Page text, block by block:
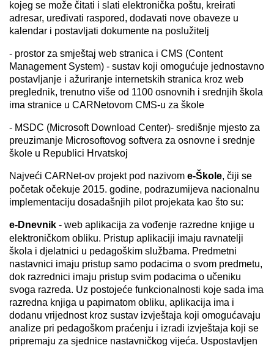
kojeg se može čitati i slati elektronička poštu, kreirati
adresar, uređivati raspored, dodavati nove obaveze u
kalendar i postavljati dokumente na poslužitelj
- prostor za smještaj web stranica i CMS (Content
Management System) - sustav koji omogućuje jednostavno
postavljanje i ažuriranje internetskih stranica kroz web
preglednik, trenutno više od 1100 osnovnih i srednjih škola
ima stranice u CARNetovom CMS-u za škole
- MSDC (Microsoft Download Center)- središnje mjesto za
preuzimanje Microsoftovog softvera za osnovne i srednje
škole u Republici Hrvatskoj
Najveći CARNet-ov projekt pod nazivom e-Škole, čiji se
početak očekuje 2015. godine, podrazumijeva nacionalnu
implementaciju dosadašnjih pilot projekata kao što su:
e-Dnevnik - web aplikacija za vođenje razredne knjige u
elektroničkom obliku. Pristup aplikaciji imaju ravnatelji
škola i djelatnici u pedagoškim službama. Predmetni
nastavnici imaju pristup samo podacima o svom predmetu,
dok razrednici imaju pristup svim podacima o učeniku
svoga razreda. Uz postojeće funkcionalnosti koje sada ima
razredna knjiga u papirnatom obliku, aplikacija ima i
dodanu vrijednost kroz sustav izvještaja koji omogućavaju
analize pri pedagoškom praćenju i izradi izvještaja koji se
pripremaju za sjednice nastavničkog vijeća. Uspostavljen